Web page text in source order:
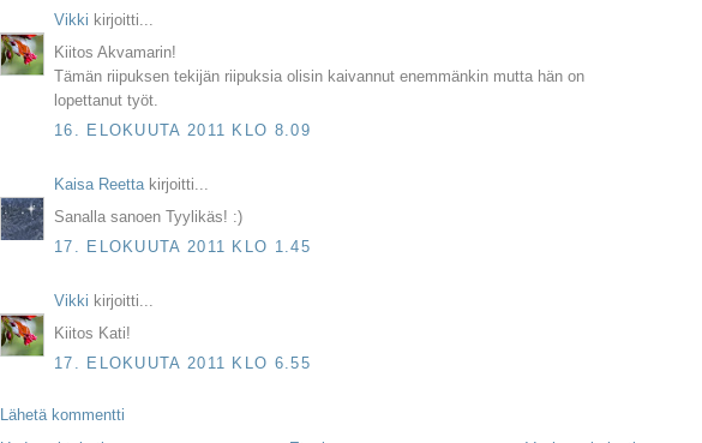
Vikki kirjoitti...
Kiitos Akvamarin!
Tämän riipuksen tekijän riipuksia olisin kaivannut enemmänkin mutta hän on
lopettanut työt.
16. ELOKUUTA 2011 KLO 8.09
Kaisa Reettakirjoitti...
Sanalla sanoen Tyylikäs! :)
17. ELOKUUTA 2011 KLO 1.45
Vikki kirjoitti...
Kiitos Kati!
17. ELOKUUTA 2011 KLO 6.55
Lähetä kommentti